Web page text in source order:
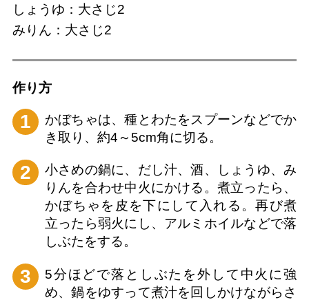
しょうゆ：大さじ2
みりん：大さじ2
作り⽅
1
かぼちゃは、種とわたをスプーンなどでか
き取り、約4～5cm角に切る。
2
小さめの鍋に、だし汁、酒、しょうゆ、み
りんを合わせ中火にかける。煮立ったら、
かぼちゃを皮を下にして入れる。再び煮
立ったら弱火にし、アルミホイルなどで落
しぶたをする。
3
5分ほどで落としぶたを外して中火に強
め、鍋をゆすって煮汁を回しかけながらさ